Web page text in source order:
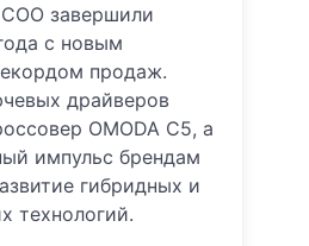
завершили
с новым
продаж.
драйверов
OMODA C5, а
импульс брендам
гибридных и
технологий.